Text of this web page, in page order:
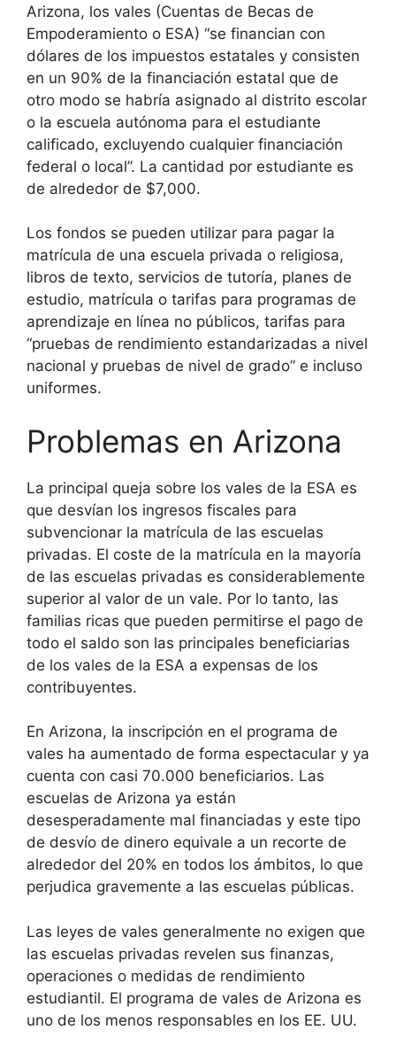
Arizona, los vales (Cuentas de Becas de
Empoderamiento o ESA) “se financian con
dólares de los impuestos estatales y consisten
en un 90% de la financiación estatal que de
otro modo se habría asignado al distrito escolar
o la escuela autónoma para el estudiante
calificado, excluyendo cualquier financiación
federal o local”. La cantidad por estudiante es
de alrededor de $7,000.
Los fondos se pueden utilizar para pagar la
matrícula de una escuela privada o religiosa,
libros de texto, servicios de tutoría, planes de
estudio, matrícula o tarifas para programas de
aprendizaje en línea no públicos, tarifas para
“pruebas de rendimiento estandarizadas a nivel
nacional y pruebas de nivel de grado” e incluso
uniformes.
Problemas en Arizona
La principal queja sobre los vales de la ESA es
que desvían los ingresos fiscales para
subvencionar la matrícula de las escuelas
privadas. El coste de la matrícula en la mayoría
de las escuelas privadas es considerablemente
superior al valor de un vale. Por lo tanto, las
familias ricas que pueden permitirse el pago de
todo el saldo son las principales beneficiarias
de los vales de la ESA a expensas de los
contribuyentes.
En Arizona, la inscripción en el programa de
vales ha aumentado de forma espectacular y ya
cuenta con casi 70.000 beneficiarios. Las
escuelas de Arizona ya están
desesperadamente mal financiadas y este tipo
de desvío de dinero equivale a un recorte de
alrededor del 20% en todos los ámbitos, lo que
perjudica gravemente a las escuelas públicas.
Las leyes de vales generalmente no exigen que
las escuelas privadas revelen sus finanzas,
operaciones o medidas de rendimiento
estudiantil. El programa de vales de Arizona es
uno de los menos responsables en los EE. UU.